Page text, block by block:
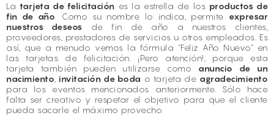
La tarjeta de felicitación es la estrella de los productos de
fin de año . Como su nombre lo indica, permite expresar
nuestros deseos de fin de año a nuestros clientes,
proveedores, prestadores de servicios u otros empleados. Es
así, que a menudo vemos la fórmula "Feliz Año Nuevo" en
las tarjetas de felicitación. ¡Pero atención!, porque esta
tarjeta también pueden utilizarse como anuncio de un
nacimiento invitación de boda o tarjeta de agradecimiento
para los eventos mencionados anteriormente. Sólo hace
falta ser creativo y respetar el objetivo para que el cliente
pueda sacarle el máximo provecho.